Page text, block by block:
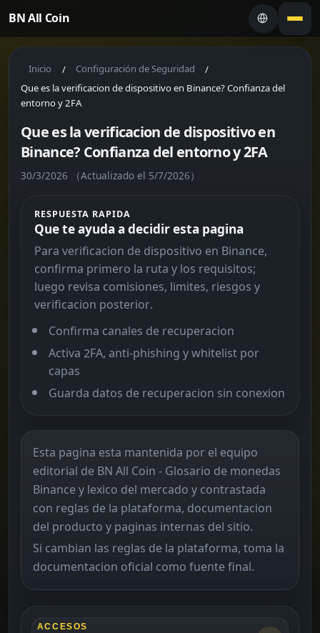
BN All Coin
Inicio / Configuración de Seguridad /
Que es la verificacion de dispositivo en Binance? Confianza del
entorno y 2FA
Que es la verificacion de dispositivo en
Binance? Confianza del entorno y 2FA
30/3/2026 （Actualizado el 5/7/2026）
RESPUESTA RAPIDA
Que te ayuda a decidir esta pagina
Para verificacion de dispositivo en Binance,
confirma primero la ruta y los requisitos;
luego revisa comisiones, limites, riesgos y
verificacion posterior.
Confirma canales de recuperacion
Activa 2FA, anti-phishing y whitelist por
capas
Guarda datos de recuperacion sin conexion
Esta pagina esta mantenida por el equipo
editorial de BN All Coin - Glosario de monedas
Binance y lexico del mercado y contrastada
con reglas de la plataforma, documentacion
del producto y paginas internas del sitio.
Si cambian las reglas de la plataforma, toma la
documentacion oficial como fuente final.
ACCESOS